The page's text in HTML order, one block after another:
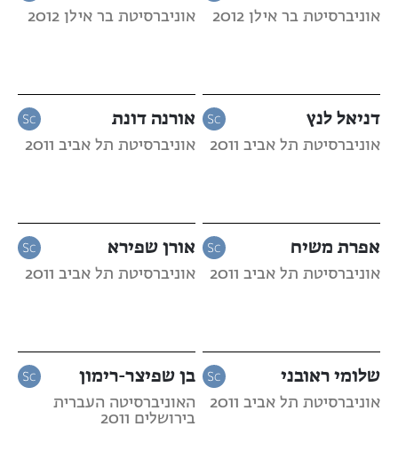
אוניברסיטת בר אילן 2012 אוניברסיטת בר אילן 2012
דניאל לנץ
אוניברסיטת תל אביב 2011
אורנה דונת
אוניברסיטת תל אביב 2011
אפרת משיח
אוניברסיטת תל אביב 2011
אורן שפירא
אוניברסיטת תל אביב 2011
שלומי ראובני
אוניברסיטת תל אביב 2011
בן שפיצר-רימון
האוניברסיטה העברית
בירושלים 2011